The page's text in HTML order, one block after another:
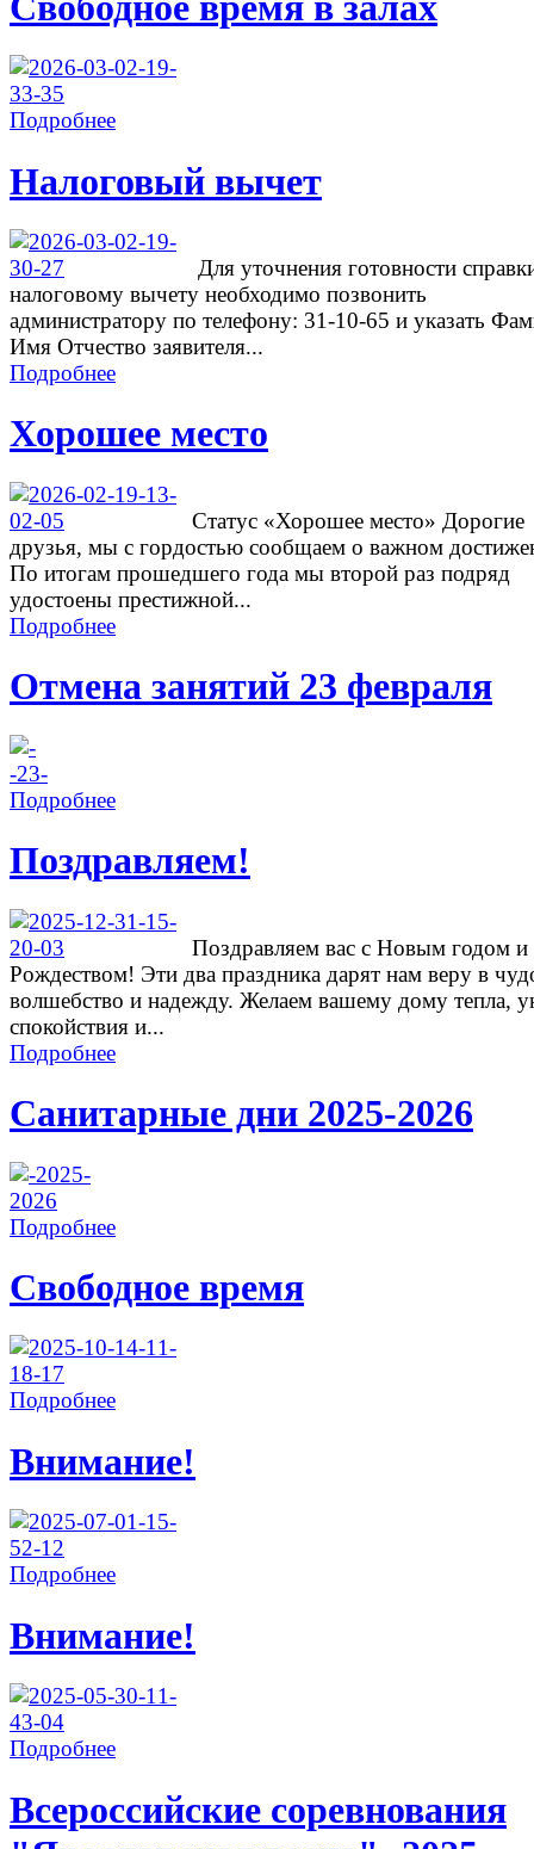
Подробнее
Налоговый вычет
Для уточнения готовности
налоговому вычету необходимо позвонить
администратору по телефону: 31-10-65 и указать
Имя Отчество заявителя...
Подробнее
Хорошее место
Cтатус «Хорошее место» Дорогие
друзья, мы с гордостью сообщаем о важном
По итогам прошедшего года мы второй раз подряд
удостоены престижной...
Подробнее
Отмена занятий 23 февраля
Подробнее
Поздравляем!
Поздравляем вас с Новым годом и
Рождеством! Эти два праздника дарят нам веру в
волшебство и надежду. Желаем вашему дому тепла,
спокойствия и...
Подробнее
Санитарные дни 2025-2026
Подробнее
Свободное время
Подробнее
Внимание!
Подробнее
Внимание!
Подробнее
Всероссийские соревнования